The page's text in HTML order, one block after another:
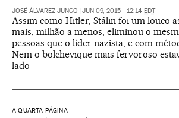
JOSÉ ÁLVAREZ JUNCO JUN 09, 2015 - 12:14 EDT
Assim como Hitler, Stálin foi um louco
mais, milhão a menos, eliminou o
pessoas que o líder nazista, e com
Nem o bolchevique mais fervoroso
lado
A QUARTA PÁGINA